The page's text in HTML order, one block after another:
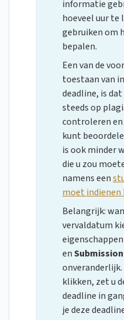
informatie
hoeveel uur
gebruiken om
bepalen.
Een van de
toestaan van
deadline, is
steeds op
controleren
kunt
is ook minder
die u zou
namens een
moet
Belangrijk:
vervaldatum
eigenschappen
en
onveranderlijk.
klikken, zet u
deadline in
je deze